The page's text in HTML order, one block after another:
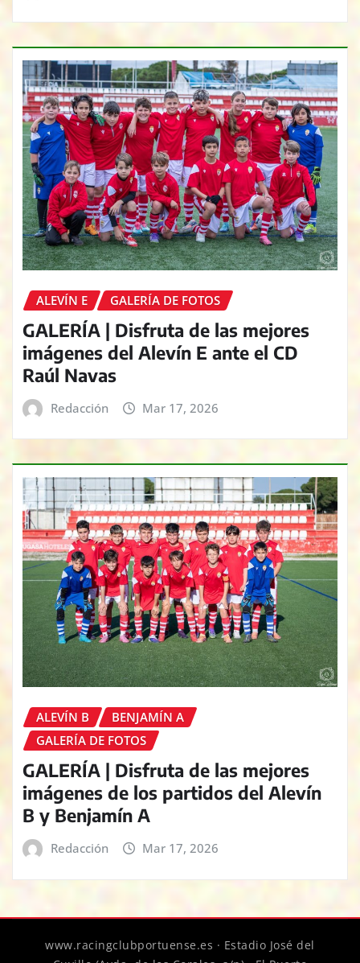
ALEVÍN E GALERÍA DE FOTOS
GALERÍA | Disfruta de las mejores
imágenes del Alevín E ante el CD
Raúl Navas
Redacción Mar 17, 2026
ALEVÍN B
BENJAMÍN A
GALERÍA DE FOTOS
GALERÍA | Disfruta de las mejores
imágenes de los partidos del Alevín
B y Benjamín A
Redacción Mar 17, 2026
www.racingclubportuense.es · Estadio José del